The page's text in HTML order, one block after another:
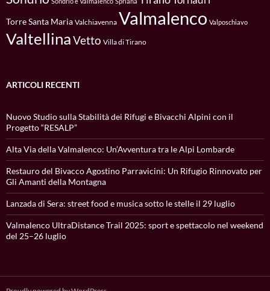
Torre Santa Maria Valchiavenna Valmalenco Valposchiavo
ValtellinaVetto Villa di Tirano
ARTICOLI RECENTI
Nuovo Studio sulla Stabilità dei Rifugi e Bivacchi Alpini con il
Progetto “RESALP”
Alta Via della Valmalenco: Un’Avventura tra le Alpi Lombarde
Restauro del Bivacco Agostino Parravicini: Un Rifugio Rinnovato per
Gli Amanti della Montagna
Lanzada di Sera: street food e musica sotto le stelle il 29 luglio
Valmalenco UltraDistance Trail 2025: sport e spettacolo nel weekend
del 25–26 luglio